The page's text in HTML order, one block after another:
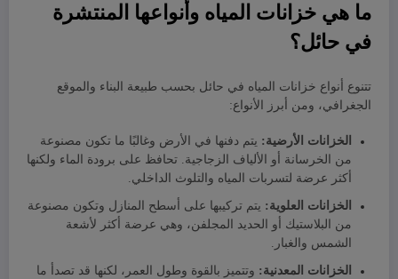
ما هي خزانات المياه وأنواعها المنتشرة
في حائل؟
تتنوع أنواع خزانات المياه في حائل بحسب طبيعة البناء والموقع
الجغرافي، ومن أبرز الأنواع:
الخزانات الأرضية: يتم دفنها في الأرض وغالبًا ما تكون مصنوعة
من الخرسانة أو الألياف الزجاجية. تحافظ على برودة الماء ولكنها
أكثر عرضة لتسربات المياه والتلوث الداخلي.
الخزانات العلوية: يتم تركيبها على أسطح المنازل وتكون مصنوعة
من البلاستيك أو الحديد المجلفن، وهي عرضة أكثر لأشعة
الشمس والغبار.
الخزانات المعدنية: وتتميز بالقوة وطول العمر، لكنها قد تصدأ ما